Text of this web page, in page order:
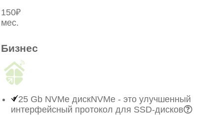
150₽
мес.
Бизнес
25 Gb NVMe дискNVMe - это улучшенный
интерфейсный протокол для SSD-дисков